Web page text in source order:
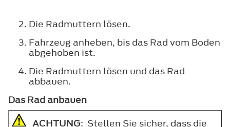
Die Radmuttern lösen.
Fahrzeug anheben, bis das Rad vom Boden
abgehoben ist.
Die Radmuttern lösen und das Rad
abbauen.
Das Rad anbauen
ACHTUNG: Stellen Sie sicher, dass die